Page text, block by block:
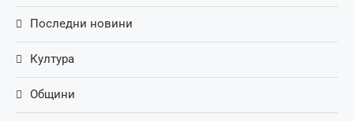
Последни новини
Култура
Общини